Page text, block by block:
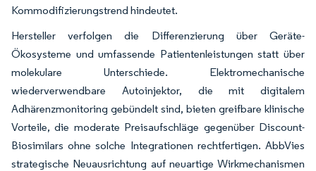
Kommodifizierungstrend hindeutet.
Hersteller verfolgen die Differenzierung über Geräte-
Ökosysteme und umfassende Patientenleistungen statt über
molekulare Unterschiede. Elektromechanische
wiederverwendbare Autoinjektor, die mit digitalem
Adhärenzmonitoring gebündelt sind, bieten greifbare klinische
Vorteile, die moderate Preisaufschläge gegenüber Discount-
Biosimilars ohne solche Integrationen rechtfertigen. AbbVies
strategische Neuausrichtung auf neuartige Wirkmechanismen